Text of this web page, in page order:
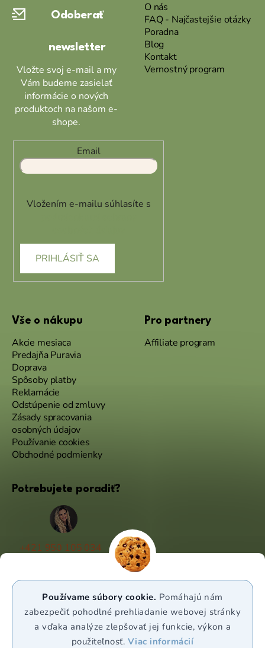
Používame súbory cookie. Pomáhajú nám
zabezpečiť pohodlné prehliadanie webovej stránky
a vďaka analýze zlepšovať jej funkcie, výkon a
použiteľnosť. Viac informácií
Odoberať
newsletter
Vložte svoj e-mail a my
Vám budeme zasielať
informácie o nových
produktoch na našom e-
shope.
Email
Vložením e-mailu súhlasíte s
PRIHLÁSIŤ SA
O nás
FAQ - Najčastejšie otázky
Poradna
Blog
Kontakt
Vernostný program
Vše o nákupu
Akcie mesiaca
Predajňa Puravia
Doprava
Spôsoby platby
Reklamácie
Odstúpenie od zmluvy
Zásady spracovania
osobných údajov
Používanie cookies
Obchodné podmienky
Pro partnery
Affiliate program
Potrebujete poradiť?
+421 950 105 034
WhatsApp
Sledujte nás